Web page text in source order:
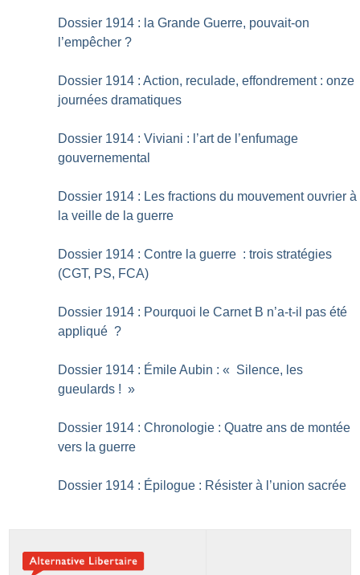
Dossier 1914 : la Grande Guerre, pouvait-on
l’empêcher ?
Dossier 1914 : Action, reculade, effondrement : onze
journées dramatiques
Dossier 1914 : Viviani : l’art de l’enfumage
gouvernemental
Dossier 1914 : Les fractions du mouvement ouvrier à
la veille de la guerre
Dossier 1914 : Contre la guerre : trois stratégies
(CGT, PS, FCA)
Dossier 1914 : Pourquoi le Carnet B n’a-t-il pas été
appliqué ?
Dossier 1914 : Émile Aubin : « Silence, les
gueulards ! »
Dossier 1914 : Chronologie : Quatre ans de montée
vers la guerre
Dossier 1914 : Épilogue : Résister à l’union sacrée